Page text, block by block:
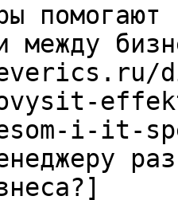
помогают
между
i-it-